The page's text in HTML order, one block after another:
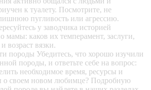
к туалету. Посмотрите, не
пугливость или агрессию.
у заводчика историей
мамы: каков их темперамент, заслуги,
возраст вязки.
породы Убедитесь, что хорошо изучили
породы, и ответьте себе на вопрос:
необходимое время, ресурсы и
о своем новом любимце? Подробную